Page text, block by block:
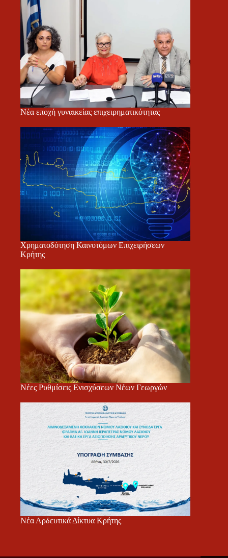
Νέα εποχή γυναικείας επιχειρηματικότητας
Χρηματοδότηση Καινοτόμων Επιχειρήσεων
Κρήτης
Νέες Ρυθμίσεις Ενισχύσεων Νέων Γεωργών
Νέα Αρδευτικά Δίκτυα Κρήτης